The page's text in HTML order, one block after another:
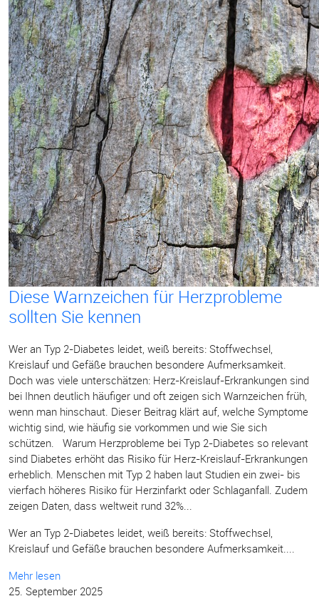
Diese Warnzeichen für Herzprobleme
sollten Sie kennen
Wer an Typ 2-Diabetes leidet, weiß bereits: Stoffwechsel,
Kreislauf und Gefäße brauchen besondere Aufmerksamkeit.
Doch was viele unterschätzen: Herz-Kreislauf-Erkrankungen sind
bei Ihnen deutlich häufiger und oft zeigen sich Warnzeichen früh,
wenn man hinschaut. Dieser Beitrag klärt auf, welche Symptome
wichtig sind, wie häufig sie vorkommen und wie Sie sich
schützen. Warum Herzprobleme bei Typ 2-Diabetes so relevant
sind Diabetes erhöht das Risiko für Herz-Kreislauf-Erkrankungen
erheblich. Menschen mit Typ 2 haben laut Studien ein zwei- bis
vierfach höheres Risiko für Herzinfarkt oder Schlaganfall. Zudem
zeigen Daten, dass weltweit rund 32%...
Wer an Typ 2-Diabetes leidet, weiß bereits: Stoffwechsel,
Kreislauf und Gefäße brauchen besondere Aufmerksamkeit....
Mehr lesen
25. September 2025